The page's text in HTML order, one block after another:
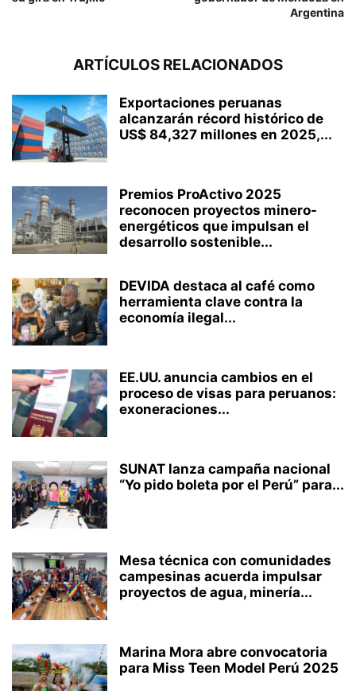
Argentina
ARTÍCULOS RELACIONADOS
Exportaciones peruanas
alcanzarán récord histórico de
US$ 84,327 millones en 2025,...
Premios ProActivo 2025
reconocen proyectos minero-
energéticos que impulsan el
desarrollo sostenible...
DEVIDA destaca al café como
herramienta clave contra la
economía ilegal...
EE.UU. anuncia cambios en el
proceso de visas para peruanos:
exoneraciones...
SUNAT lanza campaña nacional
“Yo pido boleta por el Perú” para...
Mesa técnica con comunidades
campesinas acuerda impulsar
proyectos de agua, minería...
Marina Mora abre convocatoria
para Miss Teen Model Perú 2025